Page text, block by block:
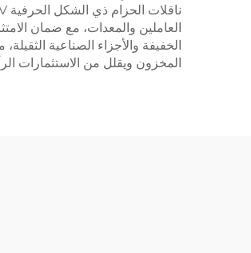
الخفيفة والأجزاء الصناعية
المخزون ويقلل من الاستثمارات